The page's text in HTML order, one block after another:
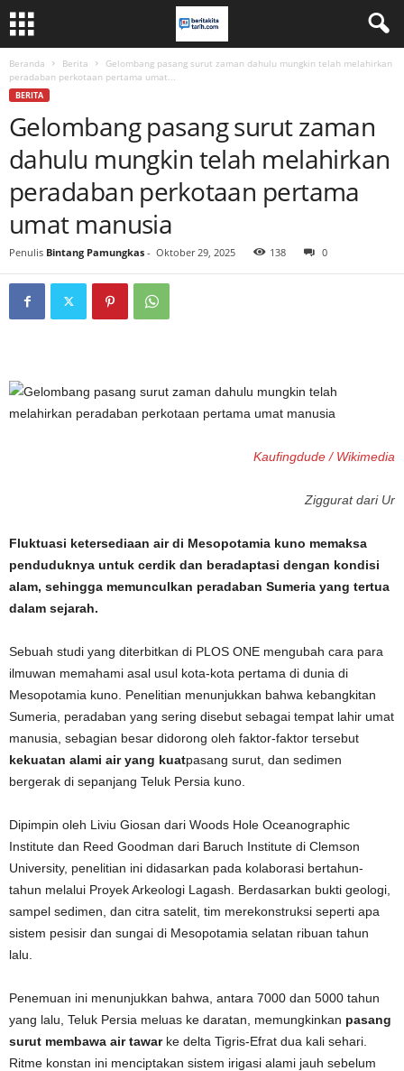
Beranda Berita
Gelombang pasang surut zaman dahulu mungkin telah melahirkan
peradaban perkotaan pertama umat...
BERITA
Gelombang pasang surut zaman
dahulu mungkin telah melahirkan
peradaban perkotaan pertama
umat manusia
Penulis Bintang Pamungkas - Oktober 29, 2025 138 0
Kaufingdude / Wikimedia
Ziggurat dari Ur
Fluktuasi ketersediaan air di Mesopotamia kuno memaksa
penduduknya untuk cerdik dan beradaptasi dengan kondisi
alam, sehingga memunculkan peradaban Sumeria yang tertua
dalam sejarah.
Sebuah studi yang diterbitkan di PLOS ONE mengubah cara para
ilmuwan memahami asal usul kota-kota pertama di dunia di
Mesopotamia kuno. Penelitian menunjukkan bahwa kebangkitan
Sumeria, peradaban yang sering disebut sebagai tempat lahir umat
manusia, sebagian besar didorong oleh faktor-faktor tersebut
kekuatan alami air yang kuatpasang surut, dan sedimen
bergerak di sepanjang Teluk Persia kuno.
Dipimpin oleh Liviu Giosan dari Woods Hole Oceanographic
Institute dan Reed Goodman dari Baruch Institute di Clemson
University, penelitian ini didasarkan pada kolaborasi bertahun-
tahun melalui Proyek Arkeologi Lagash. Berdasarkan bukti geologi,
sampel sedimen, dan citra satelit, tim merekonstruksi seperti apa
sistem pesisir dan sungai di Mesopotamia selatan ribuan tahun
lalu.
Penemuan ini menunjukkan bahwa, antara 7000 dan 5000 tahun
yang lalu, Teluk Persia meluas ke daratan, memungkinkan pasang
surut membawa air tawarke delta Tigris-Efrat dua kali sehari.
Ritme konstan ini menciptakan sistem irigasi alami jauh sebelum